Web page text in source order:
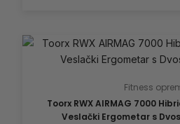
Fitness
Toorx RWX AIRMAG 7000
Veslački Ergometar s